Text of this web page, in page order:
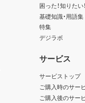
困った！知りた
基礎知識・用語集
特集
デジラボ
サービス
サービストップ
ご購入時のサー
ご購入後のサー